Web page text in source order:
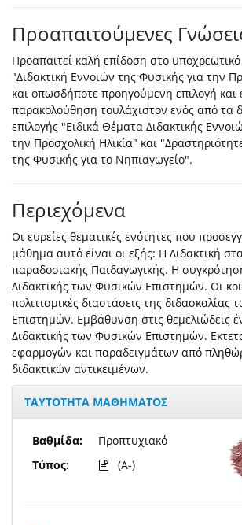
Προαπαιτούμενες
Προαπαιτεί καλή επίδοση στο
"Διδακτική Εννοιών της Φυσικής για την
και οπωσδήποτε προηγούμενη επιλογή και
παρακολούθηση τουλάχιστον ενός από τα
επιλογής "Ειδικά Θέματα Διδακτικής
την Προσχολική Ηλικία" και
της Φυσικής για το Νηπιαγωγείο".
Περιεχόμενα
Οι ευρείες θεματικές ενότητες που
μάθημα αυτό είναι οι εξής: Η Διδακτική
παραδοσιακής Παιδαγωγικής. Η
Διδακτικής των Φυσικών Επιστημών. Οι
πολιτισμικές διαστάσεις της διδασκαλίας
Επιστημών. Εμβάθυνση στις θεμελιώδεις
Διδακτικής των Φυσικών Επιστημών.
εφαρμογών και παραδειγμάτων από
διδακτικών αντικειμένων.
ΤΑΥΤΟΤΗΤΑ ΜΑΘΗΜΑΤΟΣ
Βαθμίδα:
Τύπος:
Προπτυχιακό
(A-)